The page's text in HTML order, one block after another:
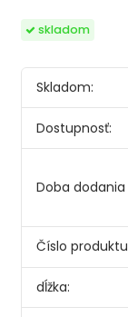
skladom
Skladom:
Dostupnosť:
Doba dodania
Číslo
dĺžka: